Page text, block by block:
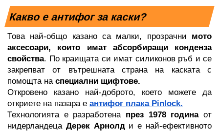
Какво е антифог за каски?
Това най-общо казано са малки, прозрачни мото
аксесоари, които имат абсорбиращи конденза
свойства. По краищата си имат силиконов ръб и се
закрепват от вътрешната страна на каската с
помощта на специални щифтове.
Откровено казано най-доброто, което можете да
откриете на пазара е антифог плака Pinlock.
Технологията е разработена през 1978 година от
нидерландеца Дерек Арнолд и е най-ефективното